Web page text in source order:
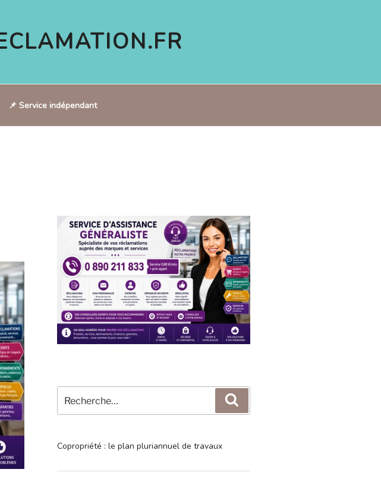
📌 Service indépendant
pour
:
Copropriété : le plan pluriannuel de travaux